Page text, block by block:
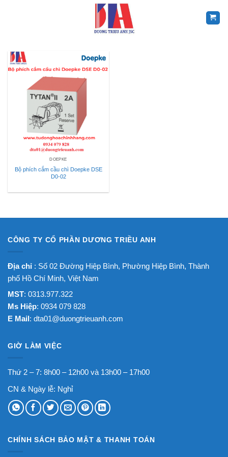
DOEPKE
Bộ phích cắm cầu chì Doepke DSE
D0-02
CÔNG TY CỔ PHẦN DƯƠNG TRIỀU ANH
Địa chỉ : Số 02 Đường Hiệp Bình, Phường Hiệp Bình, Thành
phố Hồ Chí Minh, Việt Nam
MST: 0313.977.322
Ms Hiệp: 0934 079 828
E Mail: dta01@duongtrieuanh.com
GIỜ LÀM VIỆC
Thứ 2 – 7: 8h00 – 12h00 và 13h00 – 17h00
CN & Ngày lễ: Nghỉ
CHÍNH SÁCH BẢO MẬT & THANH TOÁN